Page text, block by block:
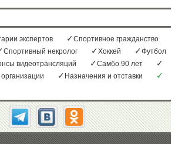
экспертов
Спортивное гражданство
Спортивный некролог Хоккей
Футбол
видеотрансляций
Самбо 90 лет
Назначения и отставки